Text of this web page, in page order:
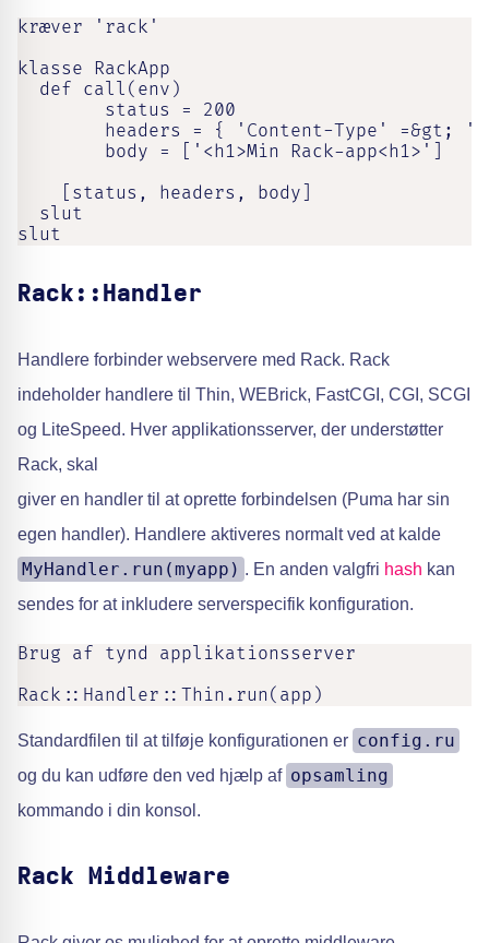
kræver 'rack'
klasse RackApp
  def call(env)
        status = 200
headers = { 'Content-Type' =&gt;
        body = ['<h1>Min Rack-app<h1>']
    [status, headers, body]
  slut
slut
Rack::Handler
Handlere forbinder webservere med Rack. Rack
indeholder handlere til Thin, WEBrick, FastCGI, CGI, SCGI
og LiteSpeed. Hver applikationsserver, der understøtter
Rack, skal
giver en handler til at oprette forbindelsen (Puma har sin
egen handler). Handlere aktiveres normalt ved at kalde
MyHandler.run(myapp) . En anden valgfri hash kan
sendes for at inkludere serverspecifik konfiguration.
Brug af tynd applikationsserver
Rack::Handler::Thin.run(app)
Standardfilen til at tilføje konfigurationen er config.ru
og du kan udføre den ved hjælp af opsamling
kommando i din konsol.
Rack Middleware